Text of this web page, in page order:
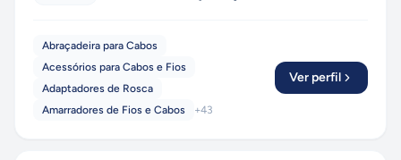
Abraçadeira para Cabos
Acessórios para Cabos e Fios
Adaptadores de Rosca
Amarradores de Fios e Cabos
+43
Ver perfil